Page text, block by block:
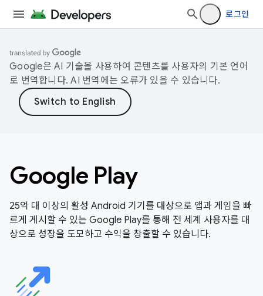
로그인
Google은 AI 기술을 사용하여 콘텐츠를 사용자의 기본 언어
로 번역합니다. AI 번역에는 오류가 있을 수 있습니다.
Google Play
25억 대 이상의 활성 Android 기기를 대상으로 앱과 게임을 빠
르게 게시할 수 있는 Google Play를 통해 전 세계 사용자를 대
상으로 성장을 도모하고 수익을 창출할 수 있습니다.